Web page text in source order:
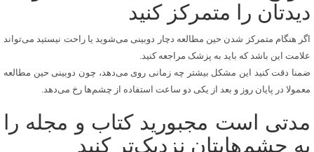
دیدتان را متمرکز کنید
اگر هنگام متمرکز شدن حین مطالعه دچار دوبینی می‌شوید یا راحت نیستید می‌تواند
علامت این باشد که باید به پزشک مراجعه کنید.
ضمنا دقت کنید این مشکل بیشتر چه زمانی روی می‌دهد، چون دوبینی حین مطالعه
معمولا در پایان روز و بعد از یکی دو ساعت استفاده از چشم‌ها رخ می‌دهد.
مدتی است مجبورید کتاب و مجله را
به چشم‌هایتان نزدیک‌تر کنید